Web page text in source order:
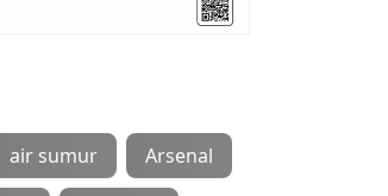
air sumur Arsenal